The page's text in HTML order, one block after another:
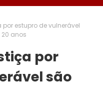
estupro de vulnerável
anos
por
são